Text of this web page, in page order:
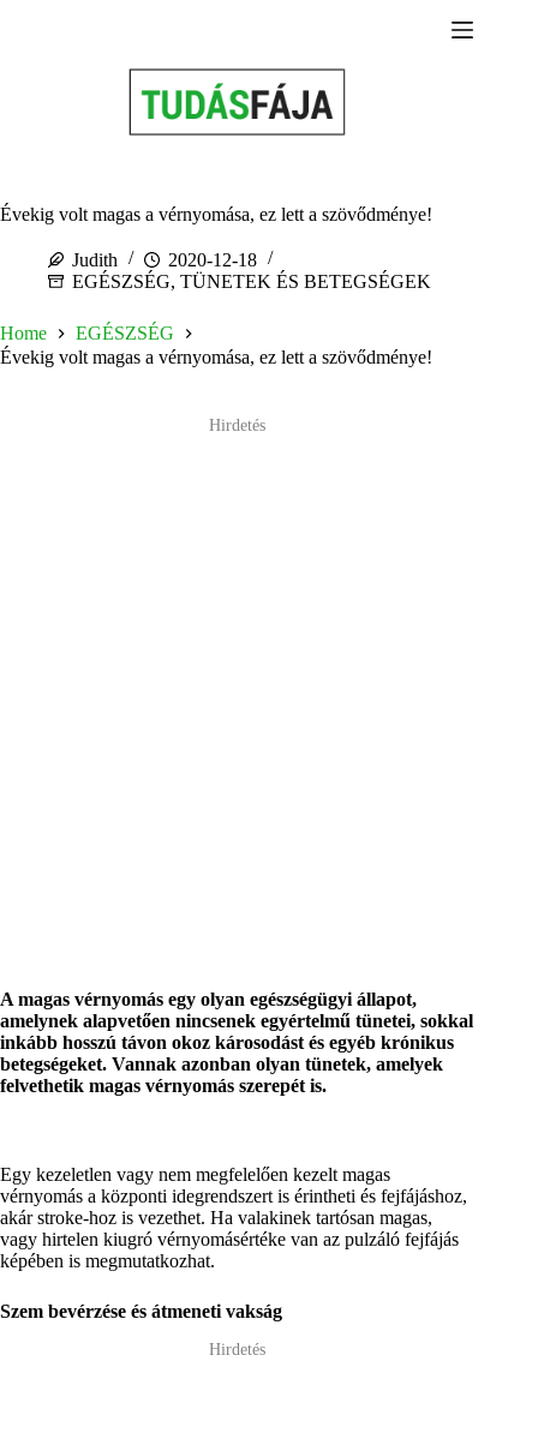
Évekig volt magas a vérnyomása, ez lett a szövődménye!
Judith
2020-12-18
EGÉSZSÉG, TÜNETEK ÉS BETEGSÉGEK
Home
EGÉSZSÉG
Évekig volt magas a vérnyomása, ez lett a szövődménye!
Hirdetés
A magas vérnyomás egy olyan egészségügyi állapot,
amelynek alapvetően nincsenek egyértelmű tünetei, sokkal
inkább hosszú távon okoz károsodást és egyéb krónikus
betegségeket. Vannak azonban olyan tünetek, amelyek
felvethetik magas vérnyomás szerepét is.
Egy kezeletlen vagy nem megfelelően kezelt magas
vérnyomás a központi idegrendszert is érintheti és fejfájáshoz,
akár stroke-hoz is vezethet. Ha valakinek tartósan magas,
vagy hirtelen kiugró vérnyomásértéke van az pulzáló fejfájás
képében is megmutatkozhat.
Szem bevérzése és átmeneti vakság
Hirdetés